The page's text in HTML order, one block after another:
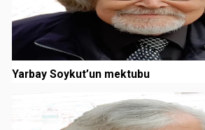
Yarbay Soykut’un mektubu